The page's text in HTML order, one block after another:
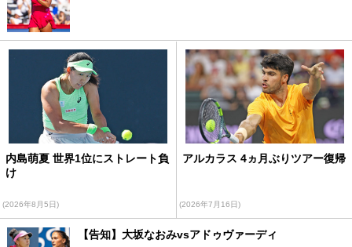
内島萌夏 世界1位にストレート負
け
(2026年8月5日)
アルカラス 4ヵ月ぶりツアー復帰
(2026年7月16日)
【告知】大坂なおみvsアドゥヴァーディ